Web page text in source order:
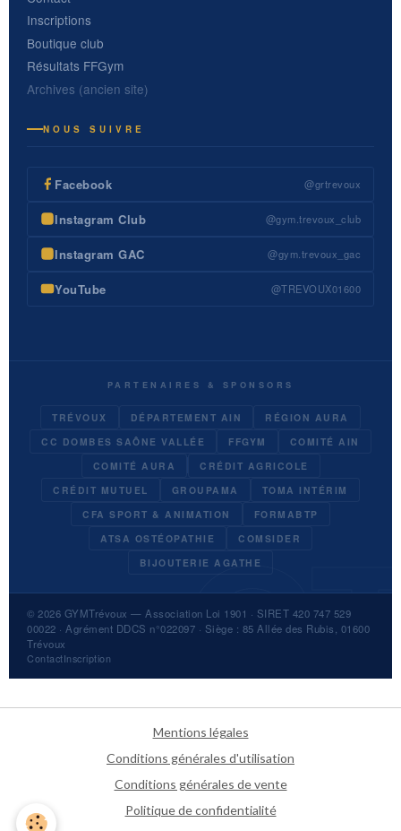
Inscriptions
Boutique club
Résultats FFGym
Archives (ancien site)
NOUS SUIVRE
Facebook @grtrevoux
Instagram Club @gym.trevoux_club
Instagram GAC @gym.trevoux_gac
YouTube @TREVOUX01600
PARTENAIRES & SPONSORS
TRÉVOUX DÉPARTEMENT AIN
RÉGION AURA
CC DOMBES SAÔNE VALLÉE
FFGYM
COMITÉ AIN
COMITÉ AURA
CRÉDIT AGRICOLE
CRÉDIT MUTUEL
GROUPAMA
TOMA INTÉRIM
CFA SPORT & ANIMATION
FORMABTP
ATSA OSTÉOPATHIE
COMSIDER
BIJOUTERIE AGATHE
© 2026 GYMTrévoux — Association Loi 1901 · SIRET 420 747 529
00022 · Agrément DDCS n°022097 · Siège : 85 Allée des Rubis, 01600
Trévoux
ContactInscription
Mentions légales
Conditions générales d'utilisation
Conditions générales de vente
Politique de confidentialité